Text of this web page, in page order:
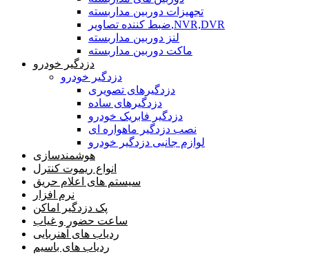
تجهیزات دوربین مداربسته
ضبط کننده تصاویر,NVR,DVR
لنز دوربین مداربسته
ماکت دوربین مداربسته
دزدگیر خودرو
دزدگیر خودرو
دزدگیرهای تصویری
دزدگیرهای ساده
دزدگیر فابریک خودرو
نصب دزدگیر ماهواره ای
لوازم جانبی دزدگیر خودرو
هوشمندسازی
انواع ریموت کنترل
سیستم های اعلام حریق
نرم افزار
پک دزدگیر اماکن
ساعت حضور و غیاب
ردیاب های آهنربایی
ردیاب های باسیم